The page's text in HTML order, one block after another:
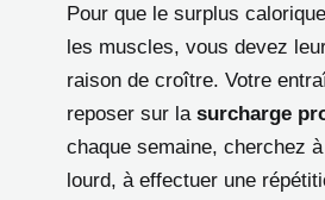
Pour que le surplus
les muscles, vous devez
raison de croître. Votre
reposer sur la surcharge
chaque semaine, cherchez
lourd, à effectuer une